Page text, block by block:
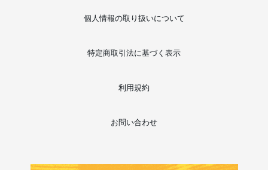
個人情報の取り扱いについて
特定商取引法に基づく表示
利用規約
お問い合わせ